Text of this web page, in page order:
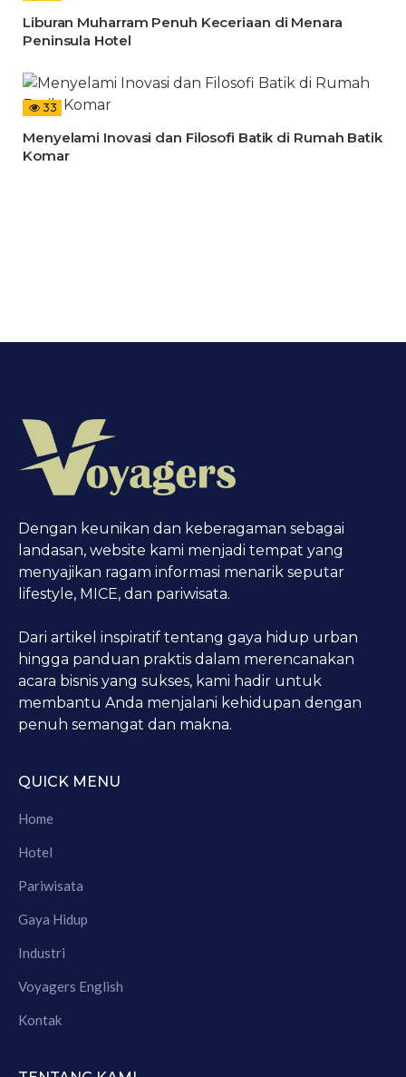
Liburan Muharram Penuh Keceriaan di Menara
Peninsula Hotel
33
Menyelami Inovasi dan Filosofi Batik di Rumah Batik
Komar
Dengan keunikan dan keberagaman sebagai
landasan, website kami menjadi tempat yang
menyajikan ragam informasi menarik seputar
lifestyle, MICE, dan pariwisata.
Dari artikel inspiratif tentang gaya hidup urban
hingga panduan praktis dalam merencanakan
acara bisnis yang sukses, kami hadir untuk
membantu Anda menjalani kehidupan dengan
penuh semangat dan makna.
QUICK MENU
Home
Hotel
Pariwisata
Gaya Hidup
Industri
Voyagers English
Kontak